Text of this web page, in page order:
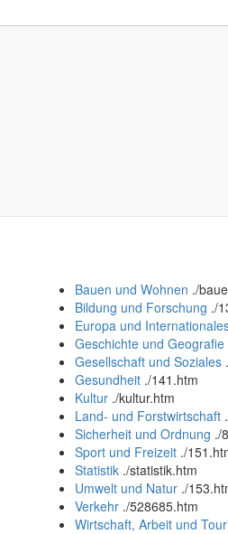
Bauen und Wohnen ./
Bildung und Forschung ./
Europa und
Geschichte und Geografie
Gesellschaft und Soziales .
Gesundheit ./141.htm
Kultur ./kultur.htm
Land- und Forstwirtschaft .
Sicherheit und Ordnung ./
Sport und Freizeit ./
Statistik ./statistik.htm
Umwelt und Natur ./
Verkehr ./528685.htm
Wirtschaft, Arbeit und